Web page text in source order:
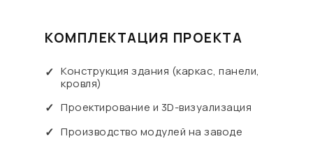
КОМПЛЕКТАЦИЯ ПРОЕКТА
✓ Конструкция здания (каркас, панели,
кровля)
✓ Проектирование и 3D-визуализация
✓ Производство модулей на заводе